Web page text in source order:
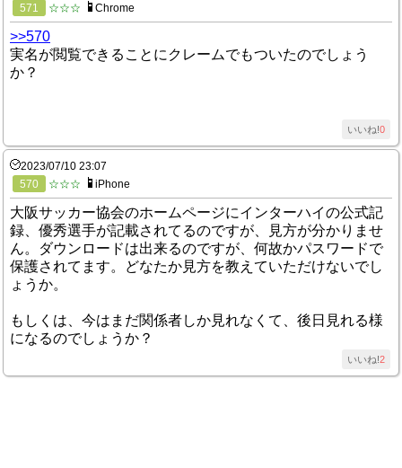
571
☆☆☆ Chrome
>>570
実名が閲覧できることにクレームでもついたのでしょう
か？
いいね!0
2023/07/10 23:07
570
☆☆☆ iPhone
大阪サッカー協会のホームページにインターハイの公式記
録、優秀選手が記載されてるのですが、見方が分かりませ
ん。ダウンロードは出来るのですが、何故かパスワードで
保護されてます。どなたか見方を教えていただけないでし
ょうか。
もしくは、今はまだ関係者しか見れなくて、後日見れる様
になるのでしょうか？
いいね!2